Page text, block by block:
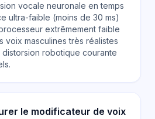
vocale neuronale en temps
ultra-faible (moins de 30 ms)
extrêmement faible
voix masculines très réalistes
distorsion robotique courante
le modificateur de voix